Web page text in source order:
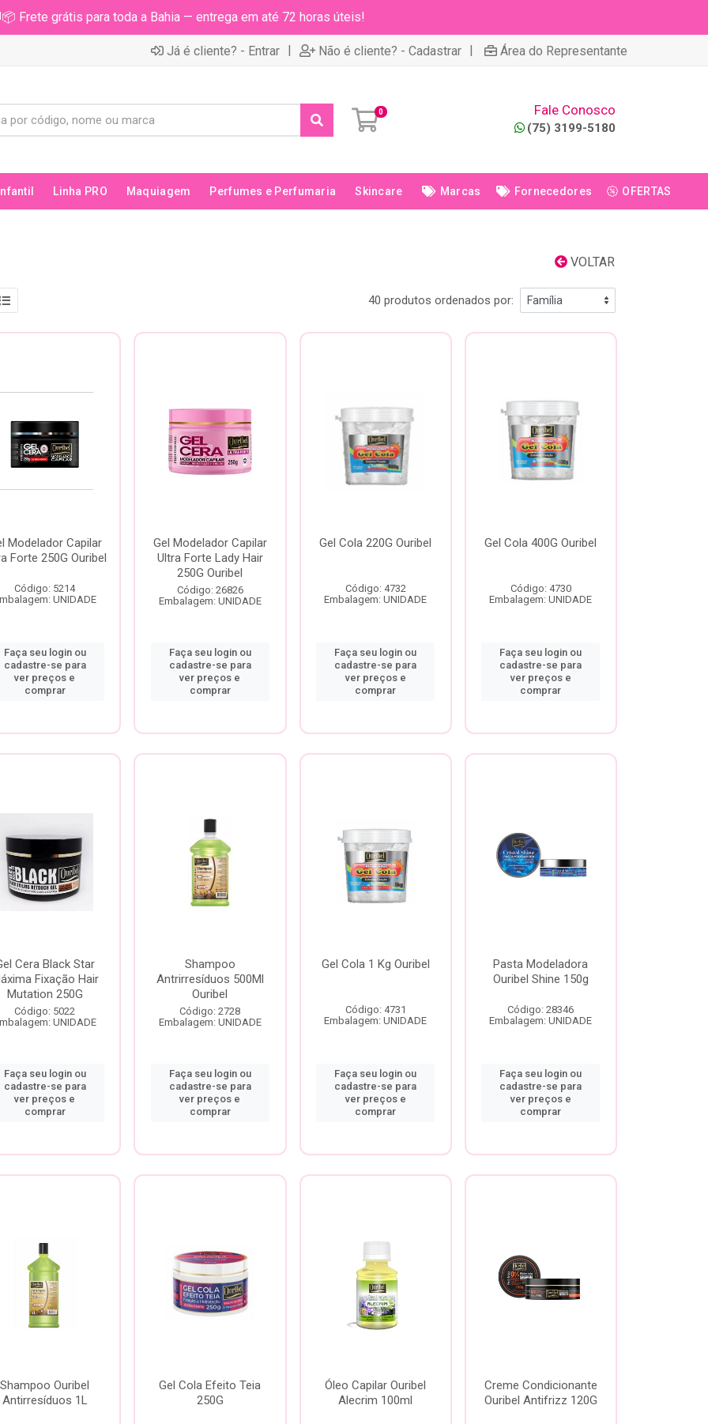
Frete grátis para toda a Bahia — entrega em até 72 horas úteis!
Já é cliente? - Entrar | Não é cliente? - Cadastrar | Área do Representante
0 Fale Conosco
(75) 3199-5180
Linha PRO Maquiagem Perfumes e Perfumaria Skincare Marcas Fornecedores OFERTAS
VOLTAR
40 produtos ordenados por:
Modelador Capilar
Forte 250G Ouribel
Código: 5214
UNIDADE
Faça seu login ou
cadastre-se para
ver preços e
comprar
Gel Modelador Capilar
Ultra Forte Lady Hair
250G Ouribel
Código: 26826
Embalagem: UNIDADE
Faça seu login ou
cadastre-se para
ver preços e
comprar
Gel Cola 220G Ouribel
Código: 4732
Embalagem: UNIDADE
Faça seu login ou
cadastre-se para
ver preços e
comprar
Gel Cola 400G Ouribel
Código: 4730
Embalagem: UNIDADE
Faça seu login ou
cadastre-se para
ver preços e
comprar
Cera Black Star
Fixação Hair
Mutation 250G
Código: 5022
UNIDADE
Faça seu login ou
cadastre-se para
ver preços e
comprar
Shampoo
Antrirresíduos 500Ml
Ouribel
Código: 2728
Embalagem: UNIDADE
Faça seu login ou
cadastre-se para
ver preços e
comprar
Gel Cola 1 Kg Ouribel
Código: 4731
Embalagem: UNIDADE
Faça seu login ou
cadastre-se para
ver preços e
comprar
Pasta Modeladora
Ouribel Shine 150g
Código: 28346
Embalagem: UNIDADE
Faça seu login ou
cadastre-se para
ver preços e
comprar
Shampoo Ouribel
Antirresíduos 1L
Gel Cola Efeito Teia
250G
Óleo Capilar Ouribel
Alecrim 100ml
Creme Condicionante
Ouribel Antifrizz 120G